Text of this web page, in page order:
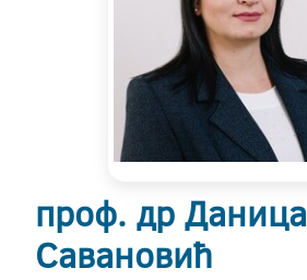
проф. др Даница
Савановић